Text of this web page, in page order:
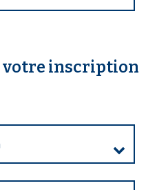
votre inscription